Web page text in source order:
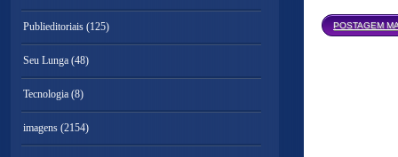
POSTAGEM
Publieditoriais (125)
Seu Lunga (48)
Tecnologia (8)
imagens (2154)